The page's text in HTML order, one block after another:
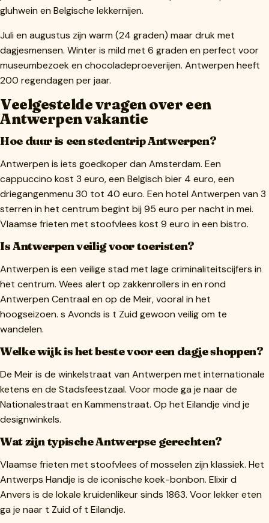
gluhwein en Belgische lekkernijen.
Juli en augustus zijn warm (24 graden) maar druk met
dagjesmensen. Winter is mild met 6 graden en perfect voor
museumbezoek en chocoladeproeverijen. Antwerpen heeft
200 regendagen per jaar.
Veelgestelde vragen over een
Antwerpen vakantie
Hoe duur is een stedentrip Antwerpen?
Antwerpen is iets goedkoper dan Amsterdam. Een
cappuccino kost 3 euro, een Belgisch bier 4 euro, een
driegangenmenu 30 tot 40 euro. Een hotel Antwerpen van 3
sterren in het centrum begint bij 95 euro per nacht in mei.
Vlaamse frieten met stoofvlees kost 9 euro in een bistro.
Is Antwerpen veilig voor toeristen?
Antwerpen is een veilige stad met lage criminaliteitscijfers in
het centrum. Wees alert op zakkenrollers in en rond
Antwerpen Centraal en op de Meir, vooral in het
hoogseizoen. s Avonds is t Zuid gewoon veilig om te
wandelen.
Welke wijk is het beste voor een dagje shoppen?
De Meir is de winkelstraat van Antwerpen met internationale
ketens en de Stadsfeestzaal. Voor mode ga je naar de
Nationalestraat en Kammenstraat. Op het Eilandje vind je
designwinkels.
Wat zijn typische Antwerpse gerechten?
Vlaamse frieten met stoofvlees of mosselen zijn klassiek. Het
Antwerps Handje is de iconische koek-bonbon. Elixir d
Anvers is de lokale kruidenlikeur sinds 1863. Voor lekker eten
ga je naar t Zuid of t Eilandje.